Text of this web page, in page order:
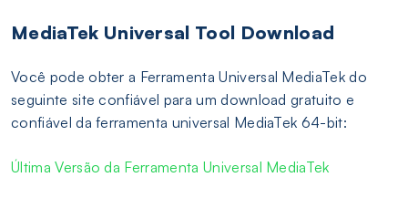
MediaTek Universal Tool Download
Você pode obter a Ferramenta Universal MediaTek do
seguinte site confiável para um download gratuito e
confiável da ferramenta universal MediaTek 64-bit:
Última Versão da Ferramenta Universal MediaTek